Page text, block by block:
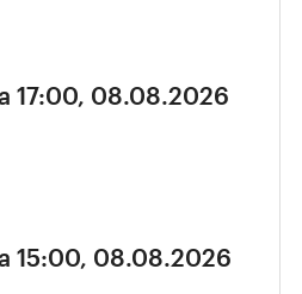
17:00, 08.08.2026
15:00, 08.08.2026